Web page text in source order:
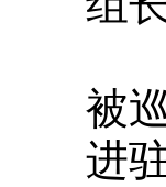
被巡
进驻